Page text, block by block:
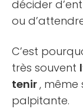
décider
ou
C’est
très souvent
tenir, même
palpitante.